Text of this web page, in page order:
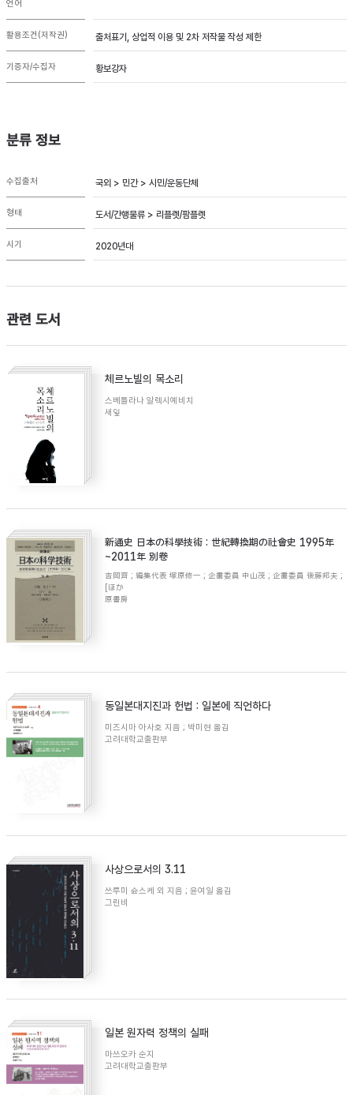
언어
활용조건(저작권) 출처표기, 상업적 이용 및 2차 저작물 작성 제한
기증자/수집자 황보강자
분류 정보
수집출처 국외 > 민간 > 시민/운동단체
형태 도서/간행물류 > 리플렛/팜플렛
시기 2020년대
관련 도서
체르노빌의 목소리
스베틀라나 알렉시예비치
새잎
新通史 日本の科學技術 : 世紀轉換期の社會史 1995年
~2011年 別卷
吉岡齊 ; 編集代表 塚原修一 ; 企畵委員 中山茂 ; 企畵委員 後藤邦夫 ;
[ほか
原書房
동일본대지진과 헌법 : 일본에 직언하다
미즈시마 아사호 지음 ; 박미현 옮김
고려대학교출판부
사상으로서의 3.11
쓰루미 슌스케 외 지음 ; 윤여일 옮김
그린비
일본 원자력 정책의 실패
마쓰오카 순지
고려대학교출판부